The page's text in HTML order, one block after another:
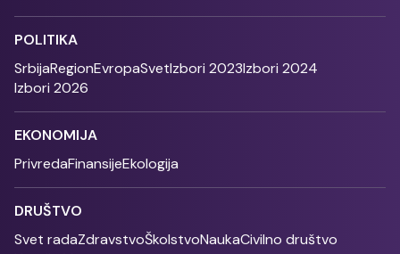
POLITIKA
SrbijaRegionEvropaSvetIzbori 2023Izbori 2024
Izbori 2026
EKONOMIJA
PrivredaFinansijeEkologija
DRUŠTVO
Svet radaZdravstvoŠkolstvoNaukaCivilno društvo